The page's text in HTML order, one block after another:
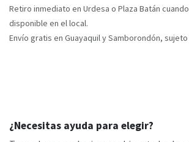
Retiro inmediato en Urdesa o Plaza Batán
disponible en el local.
Envío gratis en Guayaquil y Samborondón,
¿Necesitas ayuda para elegir?